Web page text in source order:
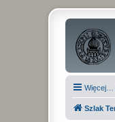
Więcej…
Szlak